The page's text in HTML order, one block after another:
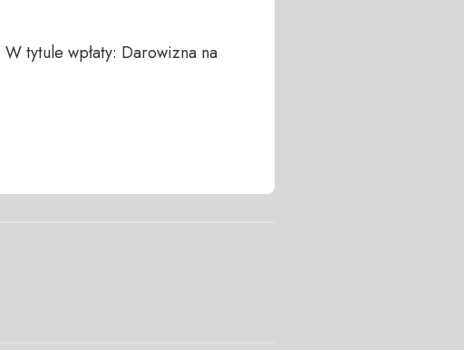
tytule wpłaty: Darowizna na